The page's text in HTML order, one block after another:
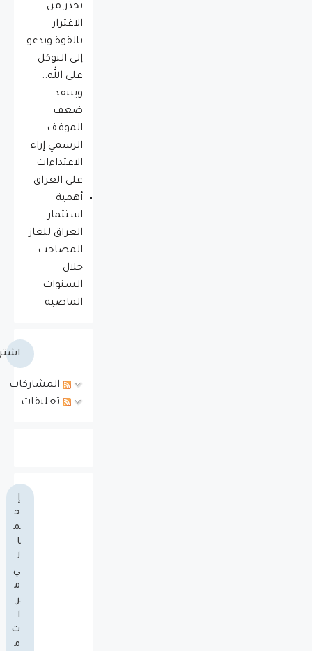
يحذّر من
الاغترار
بالقوة ويدعو
إلى التوكل
على الله..
وينتقد
ضعف
الموقف
الرسمي إزاء
الاعتداءات
على العراق
أهمية
استثمار
العراق للغاز
المصاحب
خلال
السنوات
الماضية
المشاركات
تعليقات
إ
ج
م
ا
ل
ي
م
ر
ا
ت
م